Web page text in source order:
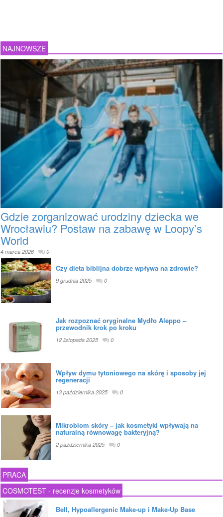
NAJNOWSZE
Gdzie zorganizować urodziny dziecka we
Wrocławiu? Postaw na zabawę w Loopy’s
World
4 marca 2026 0
Czy dieta biblijna dobrze wpływa na zdrowie?
9 grudnia 2025 0
Jak rozpoznać oryginalne Mydło Aleppo –
przewodnik krok po kroku
12 listopada 2025 0
Wpływ dymu tytoniowego na skórę i sposoby jej
regeneracji
13 października 2025 0
Mikrobiom skóry – jak kosmetyki wpływają na
naturalną równowagę bakteryjną?
2 października 2025 0
PRACA
COSMOTEST - recenzje kosmetyków
Bell, Hypoallergenic Make-up i Make-Up Base